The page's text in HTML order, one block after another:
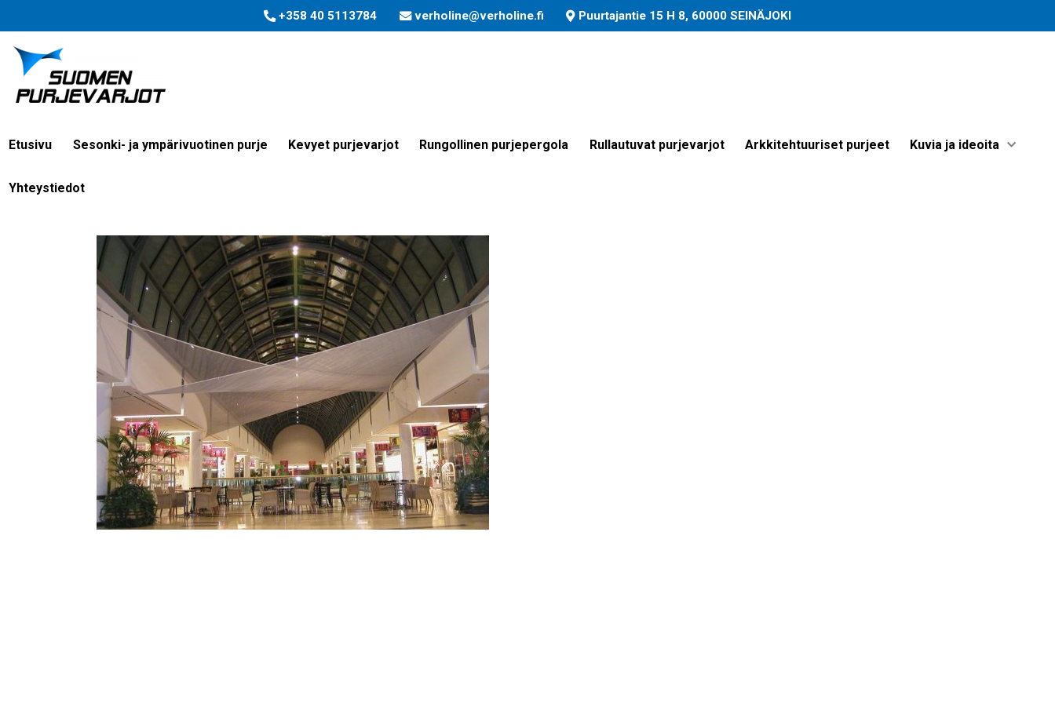
+358 40 5113784 verholine@verholine.fi Puurtajantie 15 H 8, 60000 SEINÄJOKI
Etusivu Sesonki- ja ympärivuotinen purje Kevyet purjevarjot Rungollinen purjepergola Rullautuvat purjevarjot Arkkitehtuuriset purjeet Kuvia ja ideoita
Yhteystiedot
aerosystem-custom-made-kundenspezifische-Lösungen-7-